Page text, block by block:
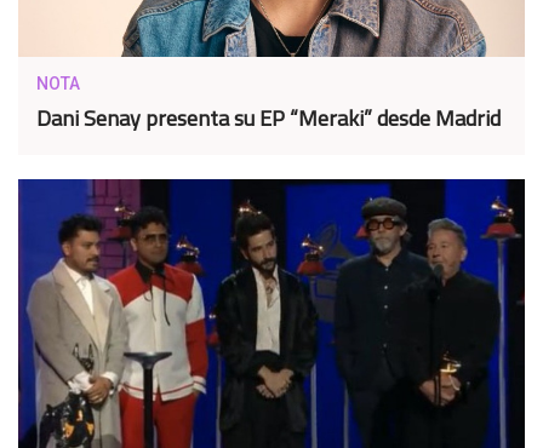
NOTA
Dani Senay presenta su EP “Meraki” desde Madrid